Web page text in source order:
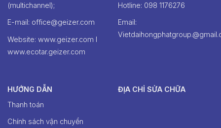
(multichannel);
E-mail: office@geizer.com
Website: www.geizer.com I
www.ecotar.geizer.com
Hotline: ‭098 1176276‬
Email:
HƯỚNG DẪN
Thanh toán
Chính sách vận chuyển
ĐỊA CHỈ SỬA CHỮA